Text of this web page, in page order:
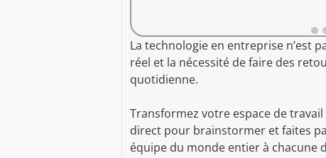
La technologie en entreprise n’est
réel et la nécessité de faire des
quotidienne.
Transformez votre espace de
direct pour brainstormer et faites
équipe du monde entier à chacune